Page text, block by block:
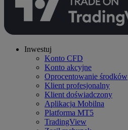
Inwestuj
Konto CFD
Konto akcyjne
Oprocentowanie środków
Klient profesjonalny
Klient doświadczony
Aplikacja Mobilna
Platforma MT5
TradingView